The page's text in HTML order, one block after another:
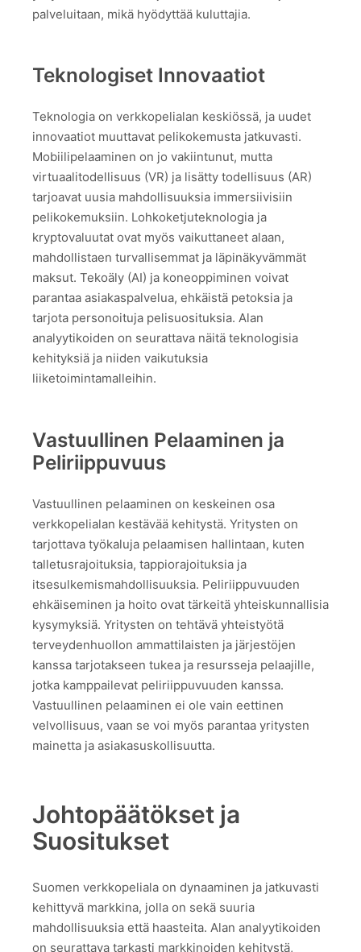
palveluitaan, mikä hyödyttää kuluttajia.
Teknologiset Innovaatiot
Teknologia on verkkopelialan keskiössä, ja uudet
innovaatiot muuttavat pelikokemusta jatkuvasti.
Mobiilipelaaminen on jo vakiintunut, mutta
virtuaalitodellisuus (VR) ja lisätty todellisuus (AR)
tarjoavat uusia mahdollisuuksia immersiivisiin
pelikokemuksiin. Lohkoketjuteknologia ja
kryptovaluutat ovat myös vaikuttaneet alaan,
mahdollistaen turvallisemmat ja läpinäkyvämmät
maksut. Tekoäly (AI) ja koneoppiminen voivat
parantaa asiakaspalvelua, ehkäistä petoksia ja
tarjota personoituja pelisuosituksia. Alan
analyytikoiden on seurattava näitä teknologisia
kehityksiä ja niiden vaikutuksia
liiketoimintamalleihin.
Vastuullinen Pelaaminen ja
Peliriippuvuus
Vastuullinen pelaaminen on keskeinen osa
verkkopelialan kestävää kehitystä. Yritysten on
tarjottava työkaluja pelaamisen hallintaan, kuten
talletusrajoituksia, tappiorajoituksia ja
itsesulkemismahdollisuuksia. Peliriippuvuuden
ehkäiseminen ja hoito ovat tärkeitä yhteiskunnallisia
kysymyksiä. Yritysten on tehtävä yhteistyötä
terveydenhuollon ammattilaisten ja järjestöjen
kanssa tarjotakseen tukea ja resursseja pelaajille,
jotka kamppailevat peliriippuvuuden kanssa.
Vastuullinen pelaaminen ei ole vain eettinen
velvollisuus, vaan se voi myös parantaa yritysten
mainetta ja asiakasuskollisuutta.
Johtopäätökset ja
Suositukset
Suomen verkkopeliala on dynaaminen ja jatkuvasti
kehittyvä markkina, jolla on sekä suuria
mahdollisuuksia että haasteita. Alan analyytikoiden
on seurattava tarkasti markkinoiden kehitystä,